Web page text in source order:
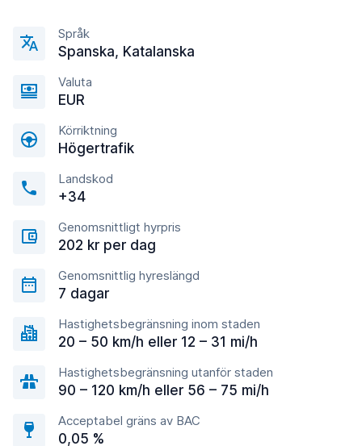
Språk
Spanska, Katalanska
Valuta
EUR
Körriktning
Högertrafik
Landskod
+34
Genomsnittligt hyrpris
202 kr per dag
Genomsnittlig hyreslängd
7 dagar
Hastighetsbegränsning inom staden
20 – 50 km/h eller 12 – 31 mi/h
Hastighetsbegränsning utanför staden
90 – 120 km/h eller 56 – 75 mi/h
Acceptabel gräns av BAC
0,05 %